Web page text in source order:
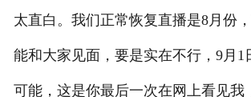
太直白。我们正常恢复直播是8月份
能和大家见面，要是实在不行，9月1
可能，这是你最后一次在网上看见我